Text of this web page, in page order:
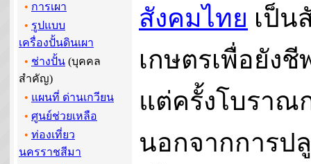
• การเผา
• รูปแบบ
เครื่องปั้นดินเผา
• ช่างปั้น (บุคคล
สำคัญ)
• แผนที่ ด่านเกวียน
• ศูนย์ช่วยเหลือ
• ท่องเที่ยว
นครราชสีมา
สังคมไทย เป็น
เกษตรเพื่อยังชี
แต่ครั้งโบราณ
นอกจากการป